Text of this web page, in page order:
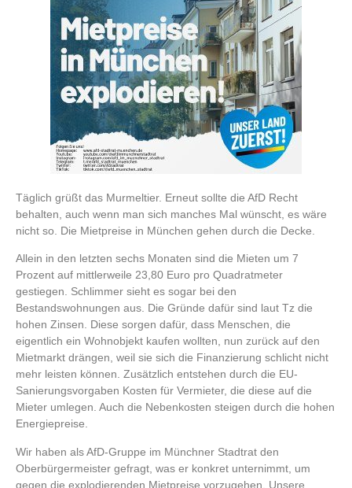
Täglich grüßt das Murmeltier. Erneut sollte die AfD Recht
behalten, auch wenn man sich manches Mal wünscht, es wäre
nicht so. Die Mietpreise in München gehen durch die Decke.
Allein in den letzten sechs Monaten sind die Mieten um 7
Prozent auf mittlerweile 23,80 Euro pro Quadratmeter
gestiegen. Schlimmer sieht es sogar bei den
Bestandswohnungen aus. Die Gründe dafür sind laut Tz die
hohen Zinsen. Diese sorgen dafür, dass Menschen, die
eigentlich ein Wohnobjekt kaufen wollten, nun zurück auf den
Mietmarkt drängen, weil sie sich die Finanzierung schlicht nicht
mehr leisten können. Zusätzlich entstehen durch die EU-
Sanierungsvorgaben Kosten für Vermieter, die diese auf die
Mieter umlegen. Auch die Nebenkosten steigen durch die hohen
Energiepreise.
Wir haben als AfD-Gruppe im Münchner Stadtrat den
Oberbürgermeister gefragt, was er konkret unternimmt, um
gegen die explodierenden Mietpreise vorzugehen. Unsere